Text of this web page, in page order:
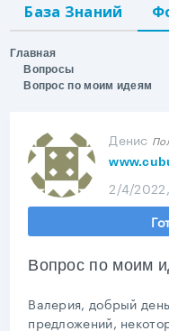
База Знаний
Главная
Вопросы
Вопрос по моим идеям
Денис
2/4/
Вопрос по моим
Валерия, добрый
предложений,